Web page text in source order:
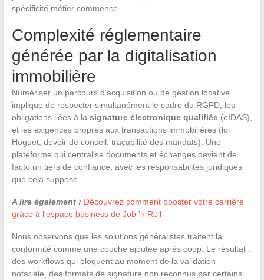
spécificité métier commence.
Complexité réglementaire
générée par la digitalisation
immobilière
Numériser un parcours d’acquisition ou de gestion locative
implique de respecter simultanément le cadre du RGPD, les
obligations liées à la signature électronique qualifiée(eIDAS),
et les exigences propres aux transactions immobilières (loi
Hoguet, devoir de conseil, traçabilité des mandats). Une
plateforme qui centralise documents et échanges devient de
facto un tiers de confiance, avec les responsabilités juridiques
que cela suppose.
A lire également : Découvrez comment booster votre carrière
grâce à l'espace business de Job 'n Roll
Nous observons que les solutions généralistes traitent la
conformité comme une couche ajoutée après coup. Le résultat :
des workflows qui bloquent au moment de la validation
notariale, des formats de signature non reconnus par certains